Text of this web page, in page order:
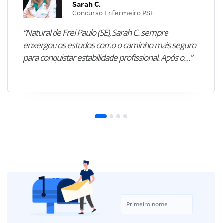
Sarah C.
Concurso Enfermeiro PSF
“Natural de Frei Paulo (SE), Sarah C. sempre
enxergou os estudos como o caminho mais seguro
para conquistar estabilidade profissional. Após o…”